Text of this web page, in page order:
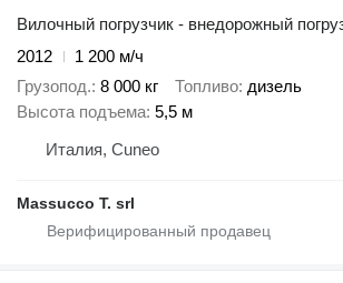
Вилочный погрузчик - внедорожный
2012
1 200 м/ч
Грузопод. 8 000 кг Топливо дизель
Высота подъема 5,5 м
Италия, Cuneo
Massucco T. srl